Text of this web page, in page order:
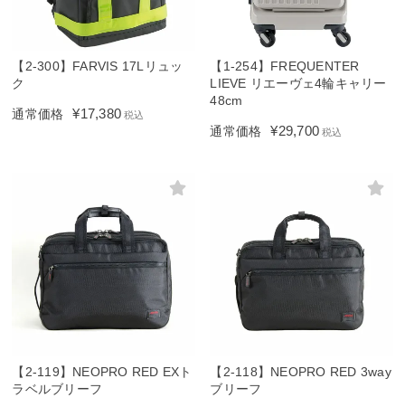
【2-300】FARVIS 17Lリュッ
ク
通常価格 ¥17,380 税込
【1-254】FREQUENTER
LIEVE リエーヴェ4輪キャリー
48cm
通常価格 ¥29,700 税込
【2-119】NEOPRO RED EXト
ラベルブリーフ
【2-118】NEOPRO RED 3way
ブリーフ